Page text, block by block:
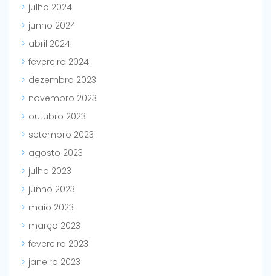
julho 2024
junho 2024
abril 2024
fevereiro 2024
dezembro 2023
novembro 2023
outubro 2023
setembro 2023
agosto 2023
julho 2023
junho 2023
maio 2023
março 2023
fevereiro 2023
janeiro 2023